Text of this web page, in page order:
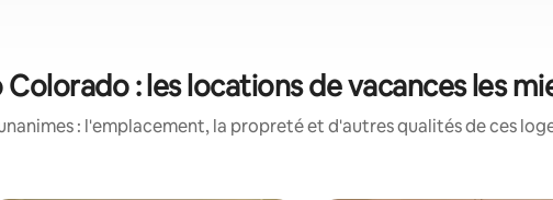
: les locations de vacances les
: l'emplacement, la propreté et d'autres qualités de ces